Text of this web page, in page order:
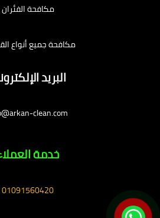
مكافحة الفئران
مكافحة جميع أنواع
البريد
clean.com
خدمة
01091560420